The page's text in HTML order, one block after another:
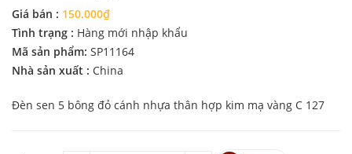
Giá bán : 150.000₫
Tình trạng : Hàng mới nhập khẩu
Mã sản phẩm: SP11164
Nhà sản xuất : China
Đèn sen 5 bông đỏ cánh nhựa thân hợp kim mạ vàng C 127